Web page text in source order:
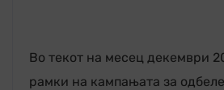
Во текот на месец декември
рамки на кампањата за